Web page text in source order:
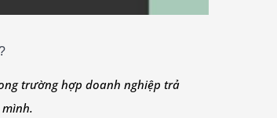
trường hợp doanh nghiệp trả